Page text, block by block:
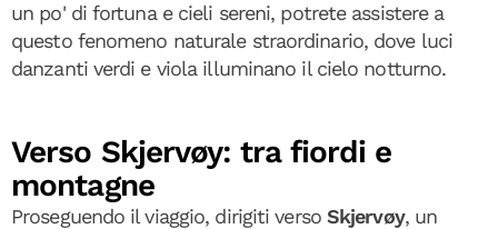
un po' di fortuna e cieli sereni, potrete assistere a
questo fenomeno naturale straordinario, dove luci
danzanti verdi e viola illuminano il cielo notturno.
Verso Skjervøy: tra fiordi e
montagne
Proseguendo il viaggio, dirigiti verso Skjervøy, un